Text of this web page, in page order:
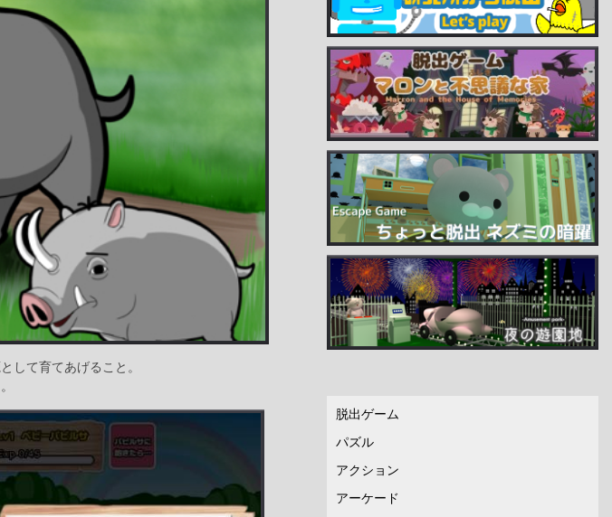
して育てあげること。
脱出ゲーム
パズル
アクション
アーケード